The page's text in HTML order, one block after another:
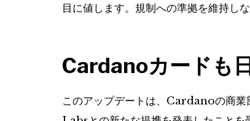
目に値します。規制への準拠を維持し
Cardanoカードも
このアップデートは、Cardanoの商